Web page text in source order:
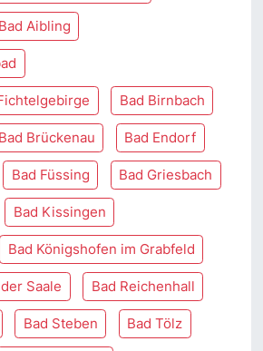
Bad Aibling
Bad Birnbach
Bad Brückenau Bad Endorf
Bad Füssing Bad Griesbach
Bad Kissingen
Bad Königshofen im Grabfeld
Saale Bad Reichenhall
Bad Steben Bad Tölz